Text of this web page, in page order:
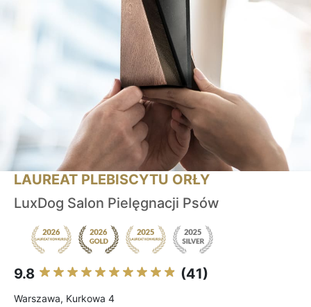
LAUREAT PLEBISCYTU ORŁY
LuxDog Salon Pielęgnacji Psów
9.8 (41)
Warszawa, Kurkowa 4